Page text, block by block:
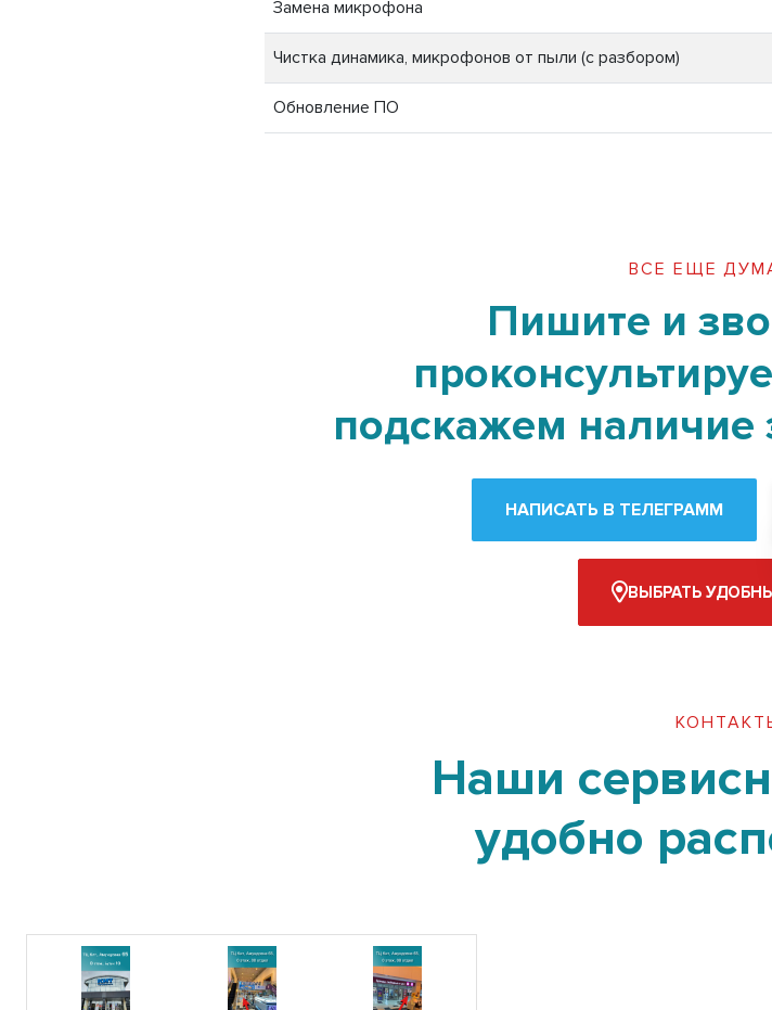
Замена микрофона
Чистка динамика, микрофонов от пыли (с разбором)
Обновление ПО
ВСЕ ЕЩЕ
Пишите и
подскажем наличие
НАПИСАТЬ В ТЕЛЕГРАММ
ВЫБРАТЬ
Наши
удобно